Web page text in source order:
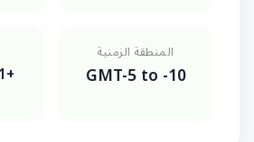
المنطقة الزمنية
GMT-5 to -10